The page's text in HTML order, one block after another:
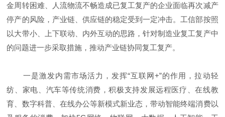
金周转困难、人流物流不畅造成已复工复产的企业面临再次减产
停产的风险，产业链、供应链的稳定受到一定冲击。工信部按照
以大带小、上下联动、内外互动的思路，针对制造业复工复产中
的问题进一步采取措施，推动产业链协同复工复产。
一是激发内需市场活力，发挥“互联网+”的作用，拉动轻
纺、家电、汽车等传统消费，积极支持发展远程医疗、在线教
育、数字科普、在线办公等新模式新业态，带动智能终端消费以